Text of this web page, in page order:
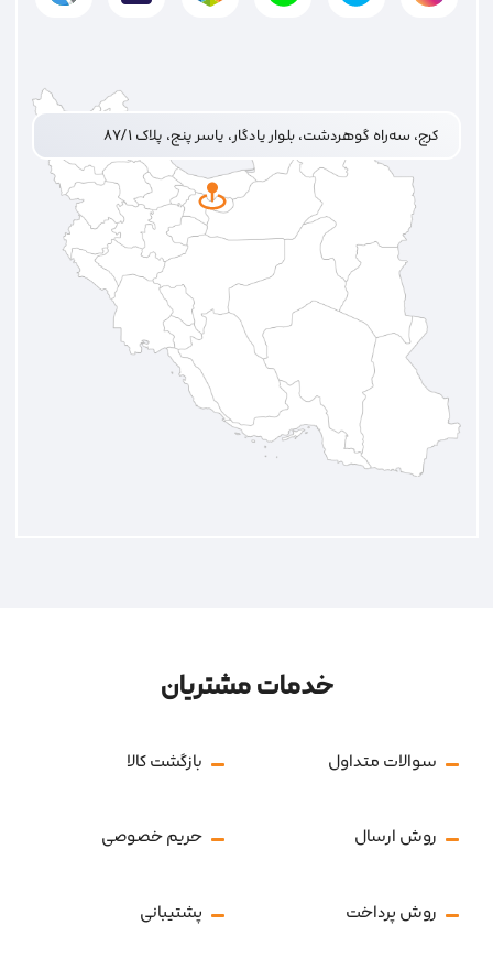
کرج، سه‌راه گوهردشت، بلوار یادگار، یاسر پنج، پلاک ۸۷/۱
خدمات مشتریان
سوالات متداول بازگشت کالا
روش ارسال حریم خصوصی
روش پرداخت پشتیبانی